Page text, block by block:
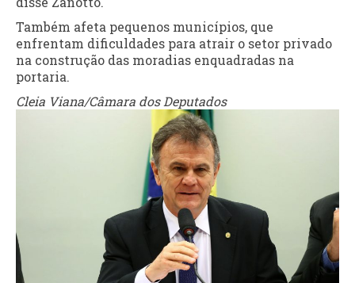
Também afeta pequenos municípios, que
enfrentam dificuldades para atrair o setor privado
na construção das moradias enquadradas na
portaria.
Cleia Viana/Câmara dos Deputados